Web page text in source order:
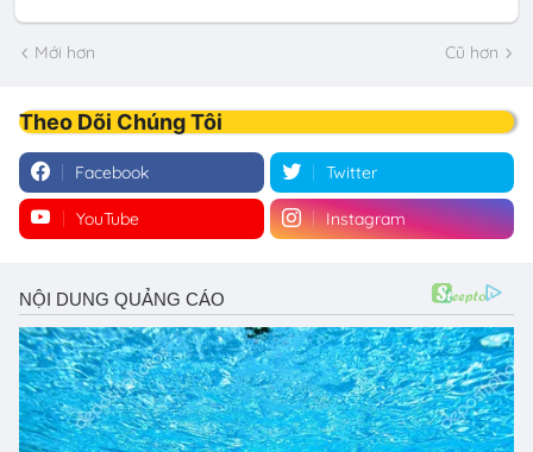
Mới hơn Cũ hơn
Theo Dõi Chúng Tôi
Facebook Twitter
YouTube Instagram